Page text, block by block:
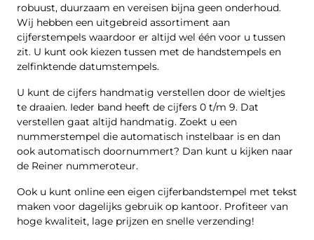
robuust, duurzaam en vereisen bijna geen onderhoud.
Wij hebben een uitgebreid assortiment aan
cijferstempels waardoor er altijd wel één voor u tussen
zit. U kunt ook kiezen tussen met de handstempels en
zelfinktende datumstempels.
U kunt de cijfers handmatig verstellen door de wieltjes
te draaien. Ieder band heeft de cijfers 0 t/m 9. Dat
verstellen gaat altijd handmatig. Zoekt u een
nummerstempel die automatisch instelbaar is en dan
ook automatisch doornummert? Dan kunt u kijken naar
de Reiner nummeroteur.
Ook u kunt online een eigen cijferbandstempel met tekst
maken voor dagelijks gebruik op kantoor. Profiteer van
hoge kwaliteit, lage prijzen en snelle verzending!